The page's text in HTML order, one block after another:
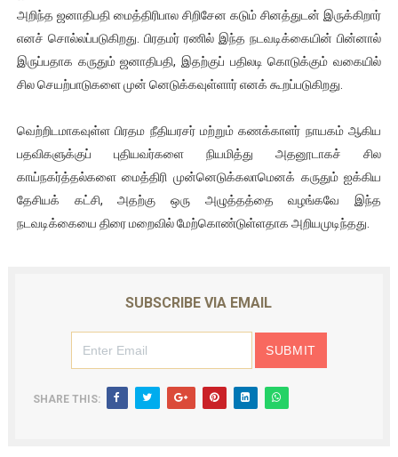
வலிமை தான் அஜித் திரைப்பயணத்திலே அதிக காலெக்ஷன் செய்த
அல்வா கொடுக்கின்றது இலங்கை!
அறிந்த ஜனாதிபதி மைத்திரிபால சிறிசேன கடும் சினத்துடன் இருக்கிறார்
எனச் சொல்லப்படுகிறது. பிரதமர் ரணில் இந்த நடவடிக்கையின் பின்னால்
இருப்பதாக கருதும் ஜனாதிபதி, இதற்குப் பதிலடி கொடுக்கும் வகையில்
சில செயற்பாடுகளை முன் னெடுக்கவுள்ளார் எனக் கூறப்படுகிறது.
வெற்றிடமாகவுள்ள பிரதம நீதியரசர் மற்றும் கணக்காளர் நாயகம் ஆகிய
பதவிகளுக்குப் புதியவர்களை நியமித்து அதனூடாகச் சில
காய்நகர்த்தல்களை மைத்திரி முன்னெடுக்கலாமெனக் கருதும் ஐக்கிய
தேசியக் கட்சி, அதற்கு ஒரு அழுத்தத்தை வழங்கவே இந்த
நடவடிக்கையை திரை மறைவில் மேற்கொண்டுள்ளதாக அறியமுடிந்தது.
SUBSCRIBE VIA EMAIL
SHARE THIS: